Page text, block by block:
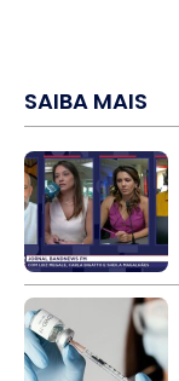
SAIBA MAIS